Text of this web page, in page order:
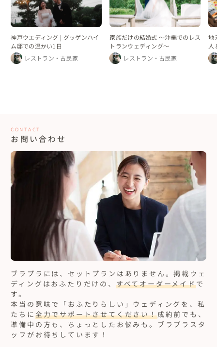
神戸ウエディング | グッゲンハイ
ム邸での温かい1日
レストラン・古民家
家族だけの結婚式 〜沖縄でのレス
トランウェディング〜
レストラン・古民家
地
人
ン
CONTACT
お問い合わせ
ブラプラには、セットプランはありません。掲載ウェ
ディングはおふたりだけの、 すべてオーダーメイドで
す。
本当の意味で「おふたりらしい」ウェディングを、私
たちに 全力でサポートさせてください！成約前でも、
準備中の方も、ちょっとしたお悩みも。ブラプラスタ
ッフがお待ちしています！